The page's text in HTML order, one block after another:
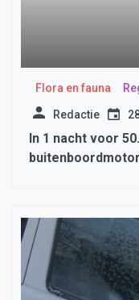
Flora en fauna
Redactie
In 1 nacht voor